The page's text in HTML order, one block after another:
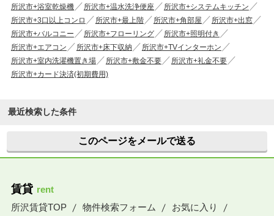
所沢市+浴室乾燥機
所沢市+温水洗浄便座
所沢市+システムキッチン
所沢市+3口以上コンロ
所沢市+最上階 所沢市+角部屋
所沢市+出窓
所沢市+バルコニー
所沢市+フローリング
所沢市+照明付き
所沢市+エアコン
所沢市+床下収納
所沢市+TVインターホン
所沢市+室内洗濯機置き場
所沢市+敷金不要
所沢市+礼金不要
所沢市+カード決済(初期費用)
最近検索した条件
このページをメールで送る
賃貸 rent
所沢賃貸TOP
物件検索フォーム
お気に入り